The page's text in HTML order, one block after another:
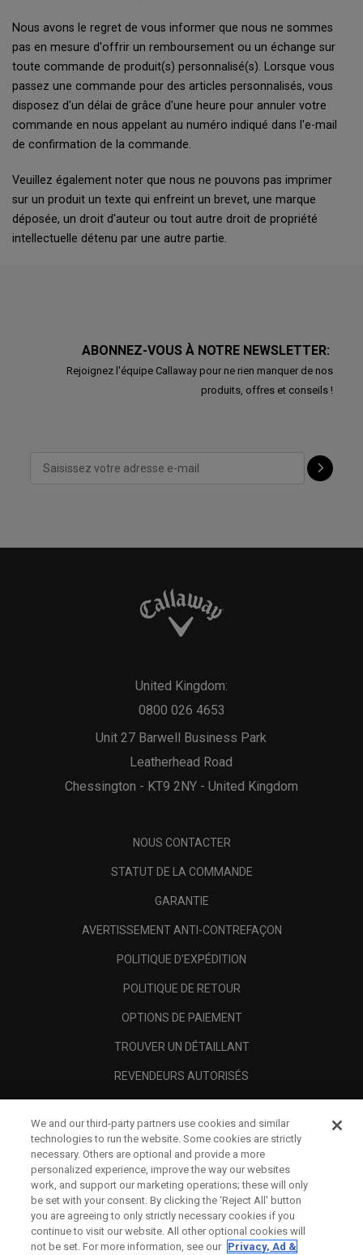
Nous avons le regret de vous informer que nous ne sommes
pas en mesure d'offrir un remboursement ou un échange sur
toute commande de produit(s) personnalisé(s). Lorsque vous
passez une commande pour des articles personnalisés, vous
disposez d'un délai de grâce d'une heure pour annuler votre
commande en nous appelant au numéro indiqué dans l'e-mail
de confirmation de la commande.
Veuillez également noter que nous ne pouvons pas imprimer
sur un produit un texte qui enfreint un brevet, une marque
déposée, un droit d'auteur ou tout autre droit de propriété
intellectuelle détenu par une autre partie.
ABONNEZ-VOUS À NOTRE NEWSLETTER:
Rejoignez l'équipe Callaway pour ne rien manquer de nos
produits, offres et conseils !
Unit 27 Barwell Business Park
Leatherhead Road
Chessington - KT9 2NY - United Kingdom
United Kingdom:
0800 026 4653
NOUS CONTACTER
STATUT DE LA COMMANDE
GARANTIE
AVERTISSEMENT ANTI-CONTREFAÇON
POLITIQUE D'EXPÉDITION
POLITIQUE DE RETOUR
OPTIONS DE PAIEMENT
TROUVER UN DÉTAILLANT
REVENDEURS AUTORISÉS
A PROPOS
MENTIONS LÉGALES
We and our third-party partners use cookies and similar
technologies to run the website. Some cookies are strictly
necessary. Others are optional and provide a more
personalized experience, improve the way our websites
work, and support our marketing operations; these will only
be set with your consent. By clicking the ‘Reject All' button
you are agreeing to only strictly necessary cookies if you
continue to visit our website. All other optional cookies will
not be set. For more information, see our Privacy, Ad &